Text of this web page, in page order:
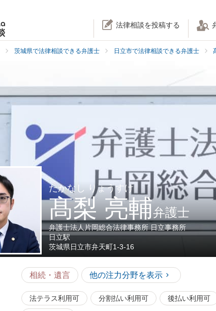
法律相談を投稿する
茨城県で法律相談できる弁護士 日立市で法律相談できる弁護士
たかなし りょうすけ
髙梨 亮輔弁護士
弁護士法人片岡総合法律事務所 日立事務所
日立駅
茨城県日立市弁天町1-3-16
相続・遺言 他の注力分野を表示
法テラス利用可 分割払い利用可 後払い利用可